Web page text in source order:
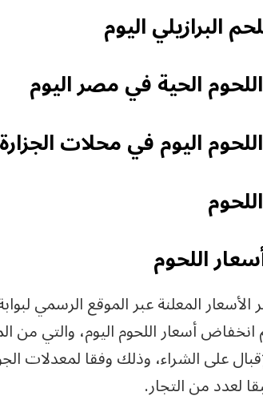
البرازيلي اليوم
الحية في مصر اليوم
اليوم في محلات الجزارة
اللحوم
الأسعار المعلنة عبر الموقع الرسمي
أسعار اللحوم اليوم، والتي من
على الشراء، وذلك وفقا لمعدلات
لعدد من التجار.